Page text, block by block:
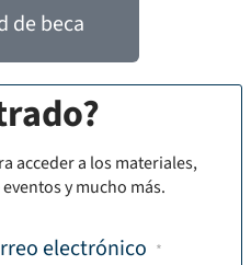
de beca
acceder a los materiales,
y mucho más.
electrónico *